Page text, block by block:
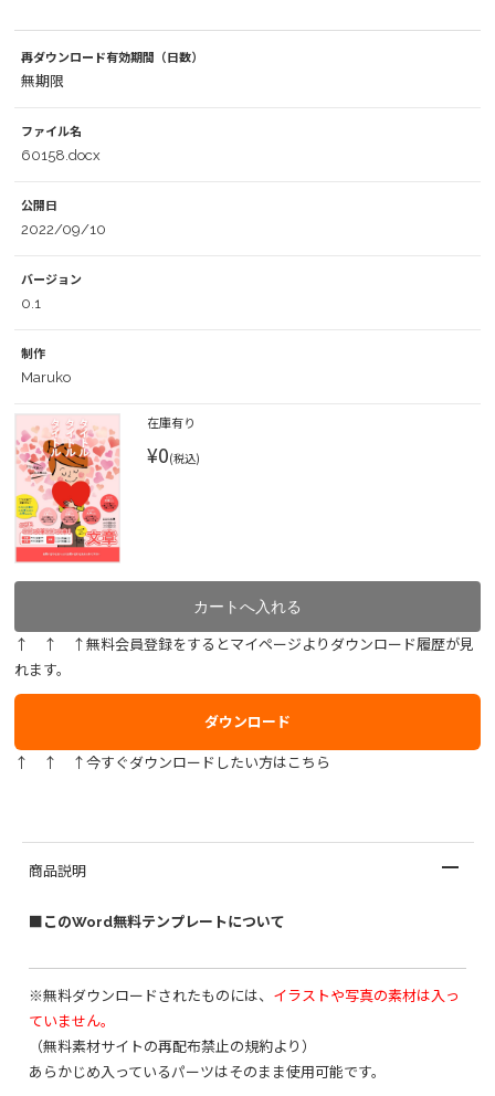
再ダウンロード有効期間（日数）
無期限
ファイル名
60158.docx
公開日
2022/09/10
バージョン
0.1
制作
Maruko
在庫有り
¥0(税込)
↑ ↑ ↑無料会員登録をするとマイページよりダウンロード履歴が見
れます。
ダウンロード
↑ ↑ ↑今すぐダウンロードしたい方はこちら
商品説明
■このWord無料テンプレートについて
※無料ダウンロードされたものには、 イラストや写真の素材は入っ
ていません。
（無料素材サイトの再配布禁止の規約より）
あらかじめ入っているパーツはそのまま使用可能です。